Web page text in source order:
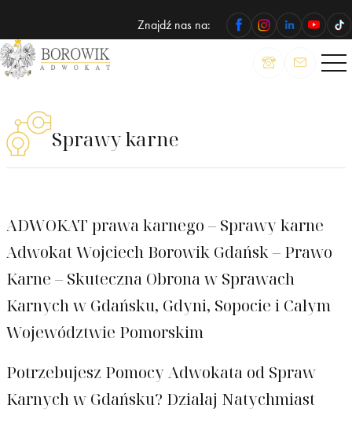
Znajdź nas na:
ADWOKAT
Wojciech
Sprawy karne
ADWOKAT prawa karnego – Sprawy karne
Adwokat Wojciech Borowik Gdańsk – Prawo
Karne – Skuteczna Obrona w Sprawach
Karnych w Gdańsku, Gdyni, Sopocie i Całym
Województwie Pomorskim
Potrzebujesz Pomocy Adwokata od Spraw
Karnych w Gdańsku? Działaj Natychmiast